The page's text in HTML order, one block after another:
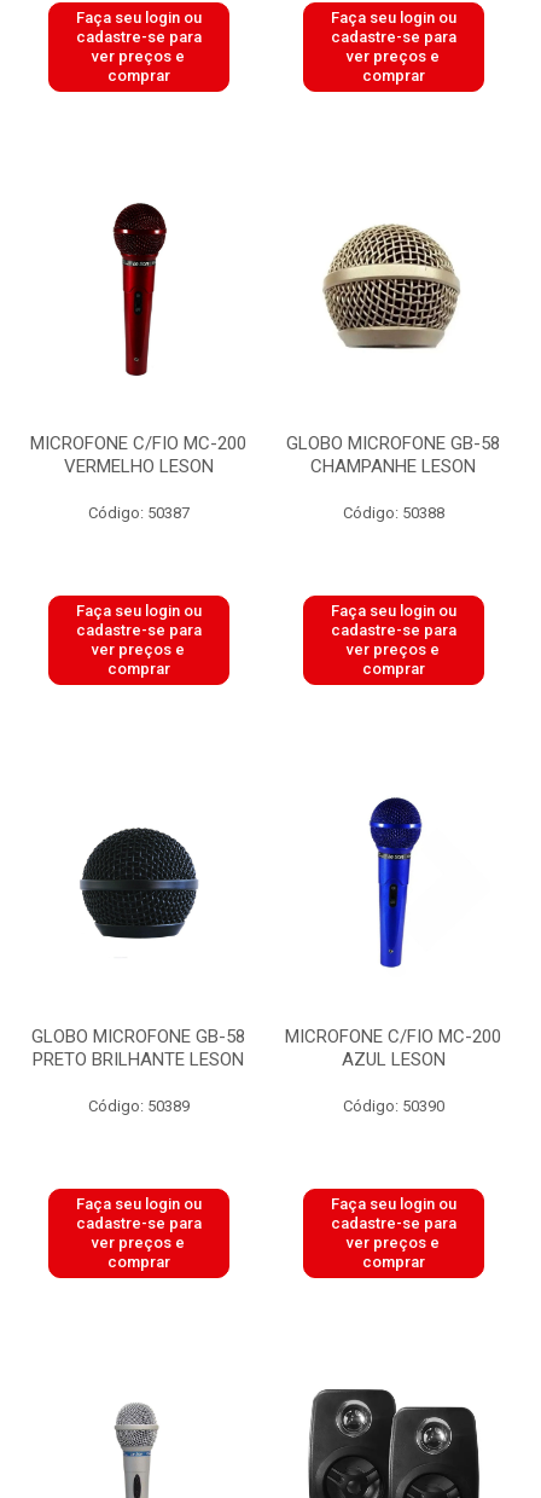
Faça seu login ou
cadastre-se para
ver preços e
comprar
Faça seu login ou
cadastre-se para
ver preços e
comprar
MICROFONE C/FIO MC-200
VERMELHO LESON
Código: 50387
Faça seu login ou
cadastre-se para
ver preços e
comprar
GLOBO MICROFONE GB-58
CHAMPANHE LESON
Código: 50388
Faça seu login ou
cadastre-se para
ver preços e
comprar
GLOBO MICROFONE GB-58
PRETO BRILHANTE LESON
Código: 50389
Faça seu login ou
cadastre-se para
ver preços e
comprar
MICROFONE C/FIO MC-200
AZUL LESON
Código: 50390
Faça seu login ou
cadastre-se para
ver preços e
comprar